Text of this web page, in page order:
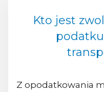
Kto jest
Z opodatkowania